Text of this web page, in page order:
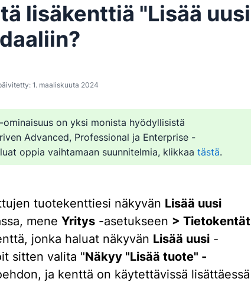
lisäkenttiä "Lisää uusi
1. maaliskuuta 2024
-ominaisuus on yksi monista hyödyllisistä
Advanced, Professional ja Enterprise -
oppia vaihtamaan suunnitelmia, klikkaa tästä.
tuotekenttiesi näkyvän Lisää uusi
mene Yritys -asetukseen > Tietokentät
jonka haluat näkyvän Lisää uusi -
sitten valita "Näkyy "Lisää tuote" -
ja kenttä on käytettävissä lisättäessä